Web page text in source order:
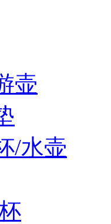
壶
/水壶